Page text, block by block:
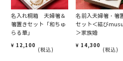
名入れ桐箱 夫婦箸＆
箸置きセット「和ちゅ
らる華」
¥ 12,100
税込
名前入夫婦箸・箸
セット＜結び
＞家族婚
¥ 14,300
税込